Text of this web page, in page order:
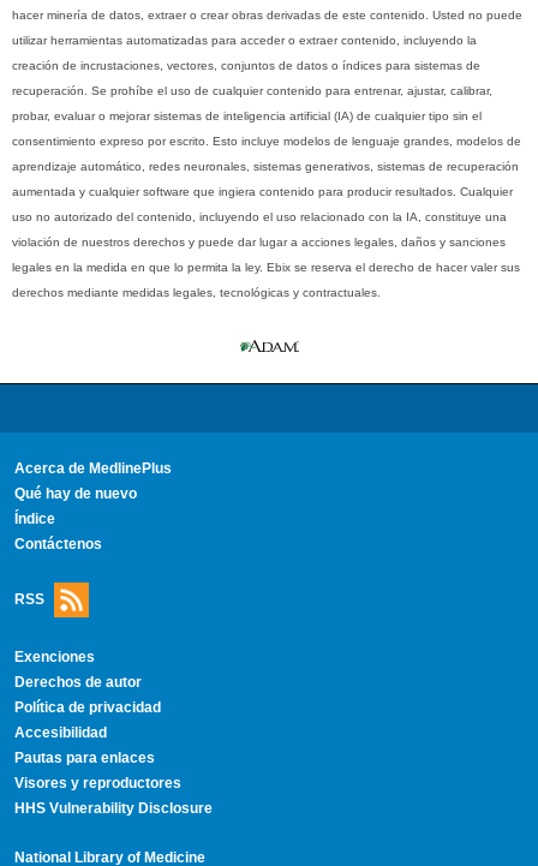
hacer minería de datos, extraer o crear obras derivadas de este contenido. Usted no puede
utilizar herramientas automatizadas para acceder o extraer contenido, incluyendo la
creación de incrustaciones, vectores, conjuntos de datos o índices para sistemas de
recuperación. Se prohíbe el uso de cualquier contenido para entrenar, ajustar, calibrar,
probar, evaluar o mejorar sistemas de inteligencia artificial (IA) de cualquier tipo sin el
consentimiento expreso por escrito. Esto incluye modelos de lenguaje grandes, modelos de
aprendizaje automático, redes neuronales, sistemas generativos, sistemas de recuperación
aumentada y cualquier software que ingiera contenido para producir resultados. Cualquier
uso no autorizado del contenido, incluyendo el uso relacionado con la IA, constituye una
violación de nuestros derechos y puede dar lugar a acciones legales, daños y sanciones
legales en la medida en que lo permita la ley. Ebix se reserva el derecho de hacer valer sus
derechos mediante medidas legales, tecnológicas y contractuales.
Acerca de MedlinePlus
Qué hay de nuevo
Índice
Contáctenos
RSS
Exenciones
Derechos de autor
Política de privacidad
Accesibilidad
Pautas para enlaces
Visores y reproductores
HHS Vulnerability Disclosure
National Library of Medicine